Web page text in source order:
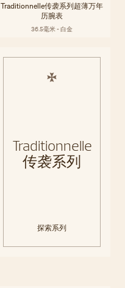
Traditionnelle传袭系列超薄万年
历腕表
36.5毫米 - 白金
Traditionnelle
传袭系列
探索系列